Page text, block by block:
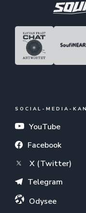
SOCIAL-MEDIA-
YouTube
Facebook
X (Twitter)
Telegram
Odysee